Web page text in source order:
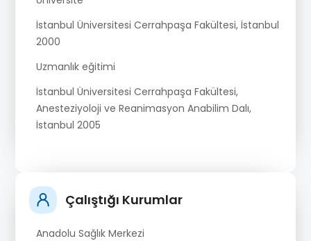
İstanbul Üniversitesi Cerrahpaşa Fakültesi, İstanbul
2000
Uzmanlık eğitimi
İstanbul Üniversitesi Cerrahpaşa Fakültesi,
Anesteziyoloji ve Reanimasyon Anabilim Dalı,
İstanbul 2005
Çalıştığı Kurumlar
Anadolu Sağlık Merkezi